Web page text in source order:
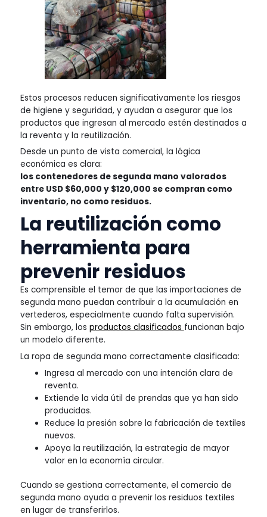
Estos procesos reducen significativamente los riesgos
de higiene y seguridad, y ayudan a asegurar que los
productos que ingresan al mercado estén destinados a
la reventa y la reutilización.
Desde un punto de vista comercial, la lógica
económica es clara:
los contenedores de segunda mano valorados
entre USD $60,000 y $120,000 se compran como
inventario, no como residuos.
La reutilización como
herramienta para
prevenir residuos
Es comprensible el temor de que las importaciones de
segunda mano puedan contribuir a la acumulación en
vertederos, especialmente cuando falta supervisión.
Sin embargo, los productos clasificados funcionan bajo
un modelo diferente.
La ropa de segunda mano correctamente clasificada:
Ingresa al mercado con una intención clara de
reventa.
Extiende la vida útil de prendas que ya han sido
producidas.
Reduce la presión sobre la fabricación de textiles
nuevos.
Apoya la reutilización, la estrategia de mayor
valor en la economía circular.
Cuando se gestiona correctamente, el comercio de
segunda mano ayuda a prevenir los residuos textiles
en lugar de transferirlos.